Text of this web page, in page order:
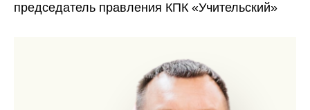
председатель правления КПК «Учительский»